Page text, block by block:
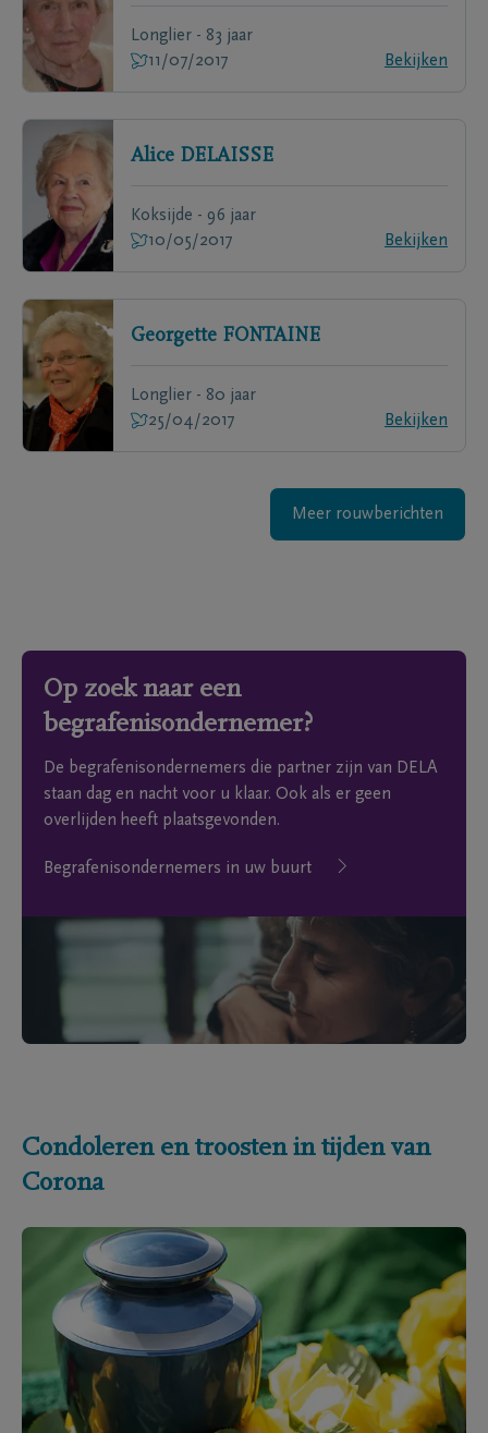
Longlier - 83 jaar
11/07/2017
Bekijken
Alice DELAISSE
Koksijde - 96 jaar
10/05/2017
Bekijken
Georgette FONTAINE
Longlier - 80 jaar
25/04/2017
Bekijken
Meer rouwberichten
Op zoek naar een
begrafenisondernemer?
De begrafenisondernemers die partner zijn van DELA
staan dag en nacht voor u klaar. Ook als er geen
overlijden heeft plaatsgevonden.
Begrafenisondernemers in uw buurt
Condoleren en troosten in tijden van
Corona